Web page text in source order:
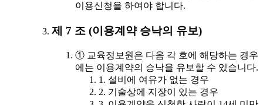
이용신청을 하여야 합니다.
제 7 조 (이용계약 승낙의 유보)
① 교육정보원은 다음 각 호에 해당하는 경우
에는 이용계약의 승낙을 유보할 수 있습니다.
1. 설비에 여유가 없는 경우
2. 기술상에 지장이 있는 경우